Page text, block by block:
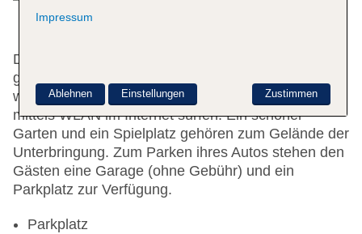
Das freundliche Personal an der Rezeption ist
gerne bei allen Fragen behilflich. Der Safe bewahrt
wertvollen Besitz der Gäste. Die Gäste können
mittels WLAN im Internet surfen. Ein schöner
Garten und ein Spielplatz gehören zum Gelände der
Unterbringung. Zum Parken ihres Autos stehen den
Gästen eine Garage (ohne Gebühr) und ein
Parkplatz zur Verfügung.
Parkplatz
Impressum
Zustimmen
Ablehnen Einstellungen